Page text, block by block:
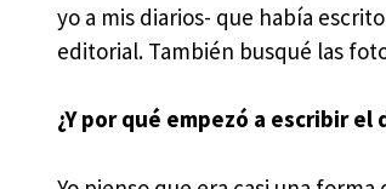
yo a mis diarios- que había
editorial. También busqué las
¿Y por qué empezó a escribir el